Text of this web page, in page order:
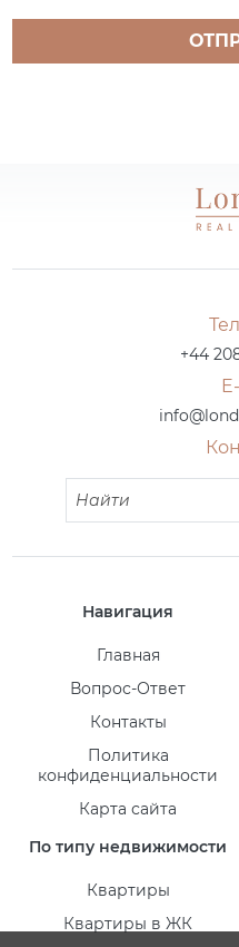
+44
Навигация
Главная
Вопрос-Ответ
Контакты
Политика
конфиденциальности
Карта сайта
По типу недвижимости
Квартиры
Квартиры в ЖК